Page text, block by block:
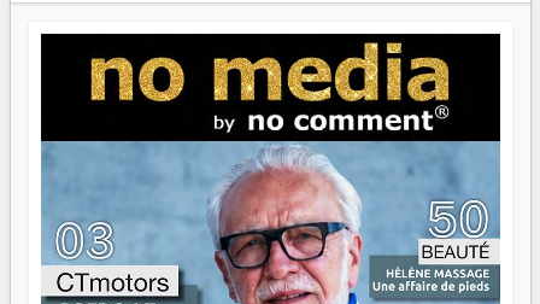
jeunes qui tiennent la torche. Alors oui, on pourrait
s'arrêter là, applaudir et rentrer chez soi satisfait. Mais ce
serait passer à côté d'une chose essentielle. La fougue, ça
brûle fort — et parfois, ça brûle vite. Une flamme sans
direction peut éclairer autant qu'elle peut consumer. C'est
là que les aînés entrent en scène — pas pour reprendre le
gouvernail, mais pour montrer où sont les récifs. Les jeunes
ont la force, les vieux ont l'expérience, comme on dit. Ce
n'est pas un combat de générations — c'est une question
d'équipage. Partagez vos réussites, mais aussi vos échecs.
Surtout vos échecs, d'ailleurs — ils enseignent mieux que
n'importe quel manuel. À Madagascar, la barque avance.
Il faut juste s'assurer que tout le monde rame dans le